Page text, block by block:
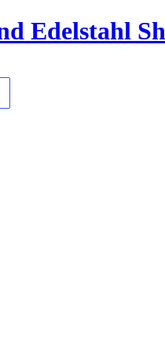
Edelstahl